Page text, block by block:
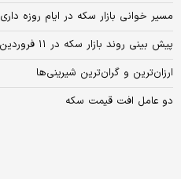
مسیر خوانی بازار سکه در ایام روزه داری
پیش بینی روند بازار سکه در ۱۱ فروردین
ارزان­‌ترین و گران‌­ترین شیرینی‌ها
دو عامل افت قیمت سکه